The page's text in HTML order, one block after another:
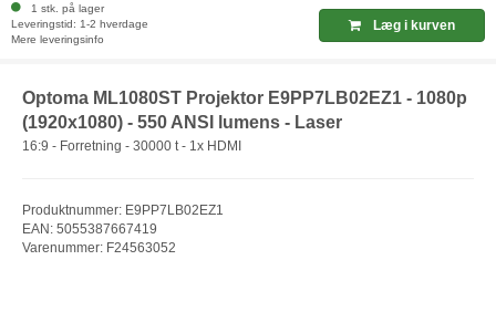
1 stk. på lager
Leveringstid: 1-2 hverdage
Mere leveringsinfo
Læg i kurven
Optoma ML1080ST Projektor E9PP7LB02EZ1 - 1080p
(1920x1080) - 550 ANSI lumens - Laser
16:9 - Forretning - 30000 t - 1x HDMI
Produktnummer: E9PP7LB02EZ1
EAN: 5055387667419
Varenummer: F24563052